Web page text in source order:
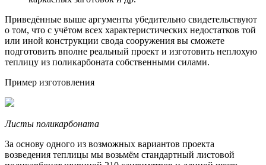
Приведённые выше аргументы убедительно свидетельствуют
о том, что с учётом всех характеристических недостатков той
или иной конструкции свода сооружения вы сможете
подготовить вполне реальный проект и изготовить неплохую
теплицу из поликарбоната собственными силами.
Пример изготовления
Листы поликарбоната
За основу одного из возможных вариантов проекта
возведения теплицы мы возьмём стандартный листовой